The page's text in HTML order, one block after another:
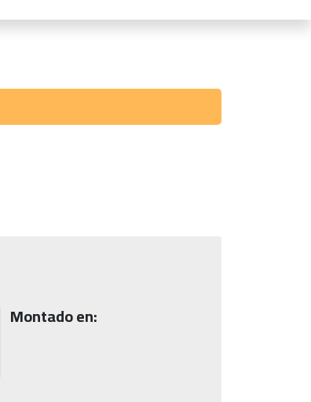
Montado en: